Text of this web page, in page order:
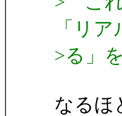
「リ
>る」
なるほ